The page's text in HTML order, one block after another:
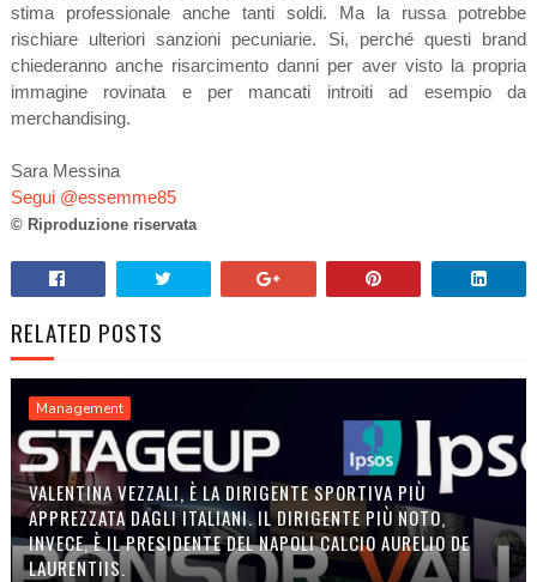
stima professionale anche tanti soldi. Ma la russa potrebbe
rischiare ulteriori sanzioni pecuniarie. Si, perché questi brand
chiederanno anche risarcimento danni per aver visto la propria
immagine rovinata e per mancati introiti ad esempio da
merchandising.
Sara Messina
Segui @essemme85
© Riproduzione riservata
RELATED POSTS
Management
VALENTINA VEZZALI, È LA DIRIGENTE SPORTIVA PIÙ
APPREZZATA DAGLI ITALIANI. IL DIRIGENTE PIÙ NOTO,
INVECE, È IL PRESIDENTE DEL NAPOLI CALCIO AURELIO DE
LAURENTIIS.